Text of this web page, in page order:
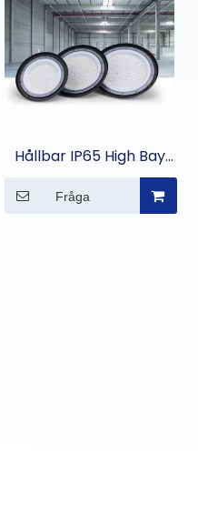
Hållbar IP65 High Bay
LED-lampa för
kommersiell belysning
Fråga